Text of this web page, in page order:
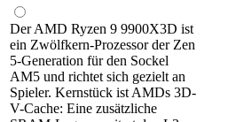
Der AMD Ryzen 9 9900X3D ist
ein Zwölfkern-Prozessor der Zen
5-Generation für den Sockel
AM5 und richtet sich gezielt an
Spieler. Kernstück ist AMDs 3D-
V-Cache: Eine zusätzliche